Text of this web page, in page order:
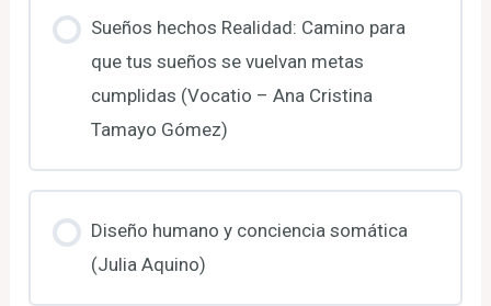
Sueños hechos Realidad: Camino para
que tus sueños se vuelvan metas
cumplidas (Vocatio – Ana Cristina
Tamayo Gómez)
Diseño humano y conciencia somática
(Julia Aquino)